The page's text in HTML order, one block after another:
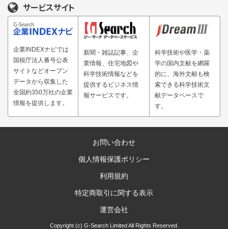
サービスサイト
企業INDEXナビでは
国税庁法人番号公表
サイトなどオープン
データから収集した
全国約350万社の企業
情報を提供します。
新聞・雑誌記事、企
業情報、住宅地図や
科学技術情報などを
提供するビジネス情
報サービスです。
科学技術や医学・薬
学の国内文献を網羅
的に、海外文献も検
索できる科学技術文
献データベースで
す。
お問い合わせ
個人情報保護ポリシー
利用規約
特定商取引に関する表示
運営会社
Copyright (c) G-Search Limited All Rights Reserved.